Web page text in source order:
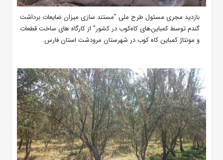
بازدید مجری مسئول طرح ملی "مستند سازی میزان ضایعات برداشت
گندم توسط کمباین‌های کاه‌کوب در کشور" از کارگاه های ساخت قطعات
و مونتاژ کمباین کاه کوب در شهرستان مرودشت استان فارس.